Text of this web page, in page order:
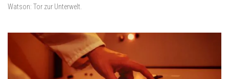
Watson: Tor zur Unterwelt.